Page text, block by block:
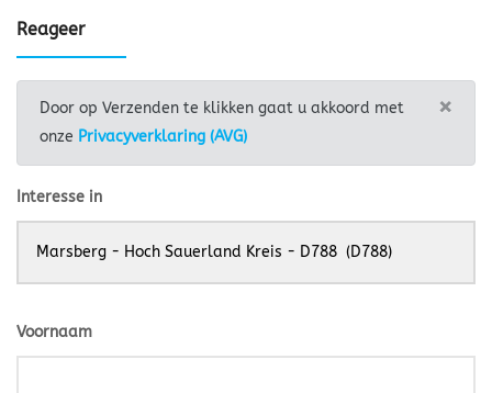
Reageer
×
Door op Verzenden te klikken gaat u akkoord met
onze Privacyverklaring (AVG)
Interesse in
Voornaam